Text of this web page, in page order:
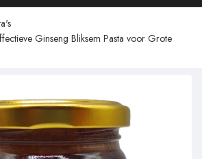
Ginseng Bliksem Pasta voor Grote